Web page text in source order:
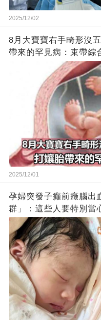
2025/12/02
8月大寶寶右手畸形沒
帶來的罕見病：束帶綜
2025/12/01
孕婦突發子癲前癥腦出
群」：這些人要特別當